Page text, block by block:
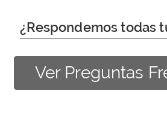
¿Respondemos todas
Ver Preguntas